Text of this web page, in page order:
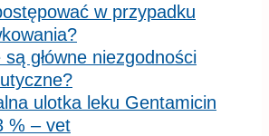
w przypadku
są główne niezgodności
ulotka leku Gentamicin
% – vet